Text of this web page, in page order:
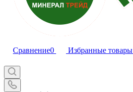
Сравнение0 Избранные товары